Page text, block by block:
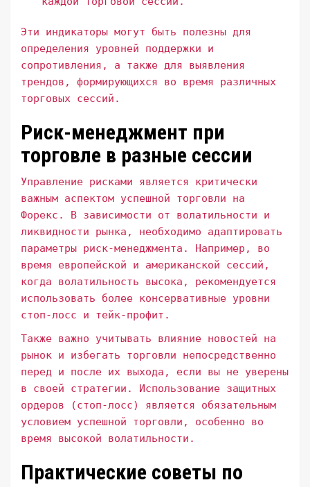
Эти индикаторы могут быть полезны для
определения уровней поддержки и
сопротивления, а также для выявления
трендов, формирующихся во время различных
торговых сессий.
Риск-менеджмент при
торговле в разные сессии
Управление рисками является критически
важным аспектом успешной торговли на
Форекс. В зависимости от волатильности и
ликвидности рынка, необходимо адаптировать
параметры риск-менеджмента. Например, во
время европейской и американской сессий,
когда волатильность высока, рекомендуется
использовать более консервативные уровни
стоп-лосс и тейк-профит.
Также важно учитывать влияние новостей на
рынок и избегать торговли непосредственно
перед и после их выхода, если вы не уверены
в своей стратегии. Использование защитных
ордеров (стоп-лосс) является обязательным
условием успешной торговли, особенно во
время высокой волатильности.
Практические советы по